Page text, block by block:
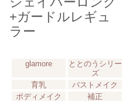
+ガードルレギュ
ラー
glamore
ととのうシリー
ズ
育乳
バストメイク
ボディメイク
補正